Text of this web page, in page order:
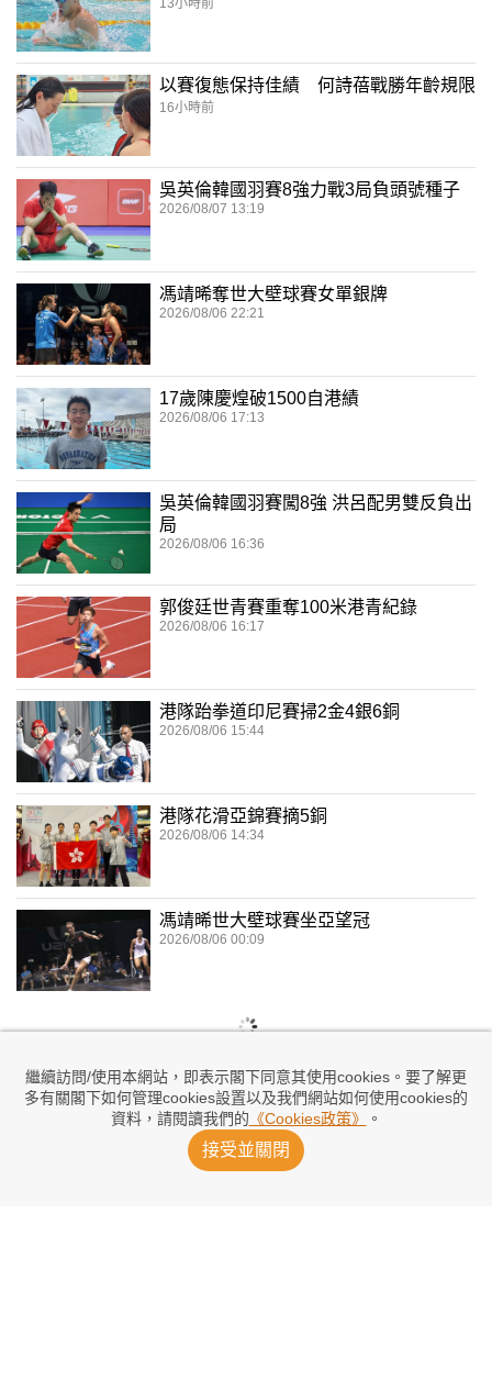
繼續訪問/使用本網站，即表示閣下同意其使用cookies。要了解更
多有關閣下如何管理cookies設置以及我們網站如何使用cookies的
資料，請閱讀我們的 《Cookies政策》 。
接受並關閉
13小時前
以賽復態保持佳績 何詩蓓戰勝年齡規限
16小時前
吳英倫韓國羽賽8強力戰3局負頭號種子
2026/08/07 13:19
馮靖晞奪世大壁球賽女單銀牌
2026/08/06 22:21
17歲陳慶煌破1500自港績
2026/08/06 17:13
吳英倫韓國羽賽闖8強 洪呂配男雙反負出
局
2026/08/06 16:36
郭俊廷世青賽重奪100米港青紀錄
2026/08/06 16:17
港隊跆拳道印尼賽掃2金4銀6銅
2026/08/06 15:44
港隊花滑亞錦賽摘5銅
2026/08/06 14:34
馮靖晞世大壁球賽坐亞望冠
2026/08/06 00:09